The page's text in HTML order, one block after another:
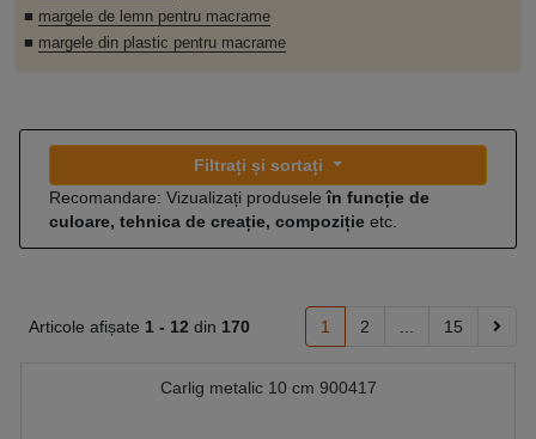
■ margele de lemn pentru macrame
■ margele din plastic pentru macrame
Filtrați și sortați
Recomandare: Vizualizați produseleîn funcție de
culoare, tehnica de creație, compoziție etc.
Articole afișate 1 - 12 din 170 1 2 15
Carlig metalic 10 cm 900417